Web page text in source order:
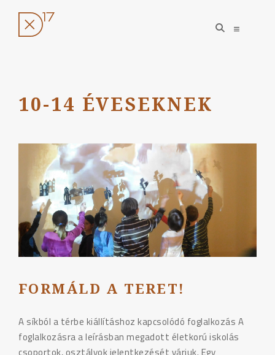
tartalomhoz
open
search
open
10-14 ÉVESEKNEK
FORMÁLD A TERET!
A síkból a térbe kiállításhoz kapcsolódó foglalkozás A
foglalkozásra a leírásban megadott életkorú iskolás
csoportok, osztályok jelentkezését várjuk. Egy